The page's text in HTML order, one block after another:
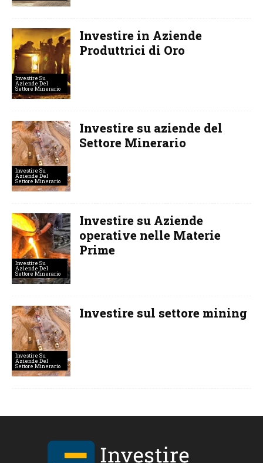
Investire Su
Aziende Del
Settore Minerario
Investire in Aziende
Produttrici di Oro
Investire Su
Aziende Del
Settore Minerario
Investire su aziende del
Settore Minerario
Investire Su
Aziende Del
Settore Minerario
Investire su Aziende
operative nelle Materie
Prime
Investire Su
Aziende Del
Settore Minerario
Investire sul settore mining